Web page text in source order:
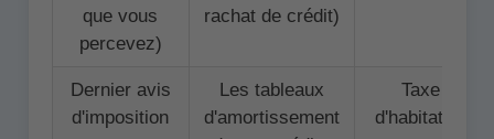
que vous
percevez)
rachat de crédit)
Dernier avis
d'imposition
Les tableaux
d'amortissement
Taxe
d'habitation